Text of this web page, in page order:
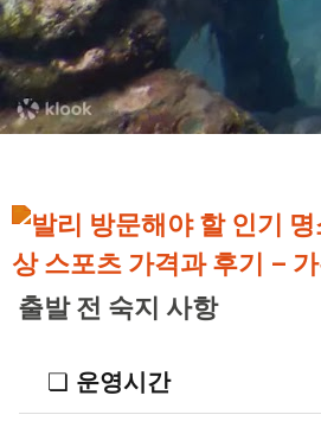
출발 전 숙지 사항
❏ 운영시간